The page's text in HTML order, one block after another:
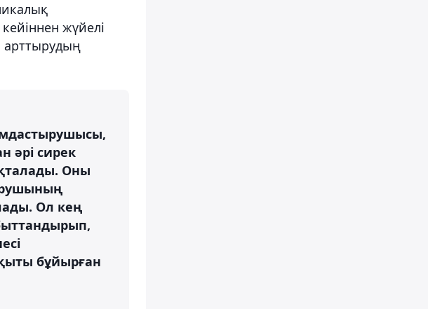
жүйелі
арттырудың
әрі сирек
Оны
Ол кең
бұйырған